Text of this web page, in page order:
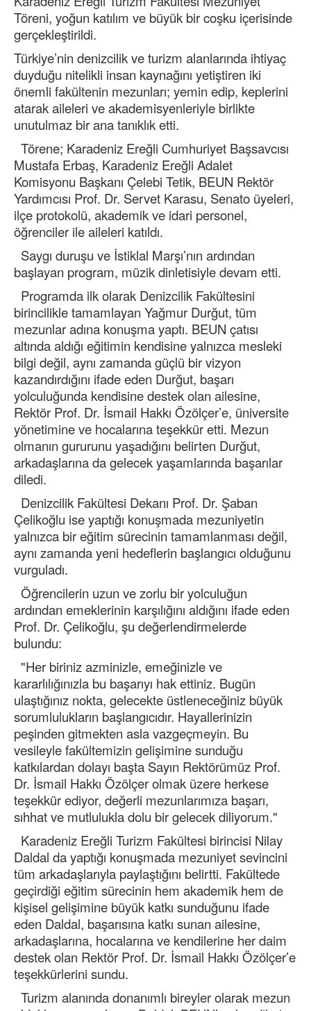
Töreni, yoğun katılım ve büyük bir coşku içerisinde
gerçekleştirildi.
Türkiye’nin denizcilik ve turizm alanlarında ihtiyaç
duyduğu nitelikli insan kaynağını yetiştiren iki
önemli fakültenin mezunları; yemin edip, keplerini
atarak aileleri ve akademisyenleriyle birlikte
unutulmaz bir ana tanıklık etti.
Törene; Karadeniz Ereğli Cumhuriyet Başsavcısı
Mustafa Erbaş, Karadeniz Ereğli Adalet
Komisyonu Başkanı Çelebi Tetik, BEUN Rektör
Yardımcısı Prof. Dr. Servet Karasu, Senato üyeleri,
ilçe protokolü, akademik ve idari personel,
öğrenciler ile aileleri katıldı.
Saygı duruşu ve İstiklal Marşı’nın ardından
başlayan program, müzik dinletisiyle devam etti.
Programda ilk olarak Denizcilik Fakültesini
birincilikle tamamlayan Yağmur Durğut, tüm
mezunlar adına konuşma yaptı. BEUN çatısı
altında aldığı eğitimin kendisine yalnızca mesleki
bilgi değil, aynı zamanda güçlü bir vizyon
kazandırdığını ifade eden Durğut, başarı
yolculuğunda kendisine destek olan ailesine,
Rektör Prof. Dr. İsmail Hakkı Özölçer’e, üniversite
yönetimine ve hocalarına teşekkür etti. Mezun
olmanın gururunu yaşadığını belirten Durğut,
arkadaşlarına da gelecek yaşamlarında başarılar
diledi.
Denizcilik Fakültesi Dekanı Prof. Dr. Şaban
Çelikoğlu ise yaptığı konuşmada mezuniyetin
yalnızca bir eğitim sürecinin tamamlanması değil,
aynı zamanda yeni hedeflerin başlangıcı olduğunu
vurguladı.
Öğrencilerin uzun ve zorlu bir yolculuğun
ardından emeklerinin karşılığını aldığını ifade eden
Prof. Dr. Çelikoğlu, şu değerlendirmelerde
bulundu:
"Her biriniz azminizle, emeğinizle ve
kararlılığınızla bu başarıyı hak ettiniz. Bugün
ulaştığınız nokta, gelecekte üstleneceğiniz büyük
sorumlulukların başlangıcıdır. Hayallerinizin
peşinden gitmekten asla vazgeçmeyin. Bu
vesileyle fakültemizin gelişimine sunduğu
katkılardan dolayı başta Sayın Rektörümüz Prof.
Dr. İsmail Hakkı Özölçer olmak üzere herkese
teşekkür ediyor, değerli mezunlarımıza başarı,
sıhhat ve mutlulukla dolu bir gelecek diliyorum."
Karadeniz Ereğli Turizm Fakültesi birincisi Nilay
Daldal da yaptığı konuşmada mezuniyet sevincini
tüm arkadaşlarıyla paylaştığını belirtti. Fakültede
geçirdiği eğitim sürecinin hem akademik hem de
kişisel gelişimine büyük katkı sunduğunu ifade
eden Daldal, başarısına katkı sunan ailesine,
arkadaşlarına, hocalarına ve kendilerine her daim
destek olan Rektör Prof. Dr. İsmail Hakkı Özölçer’e
teşekkürlerini sundu.
Turizm alanında donanımlı bireyler olarak mezun